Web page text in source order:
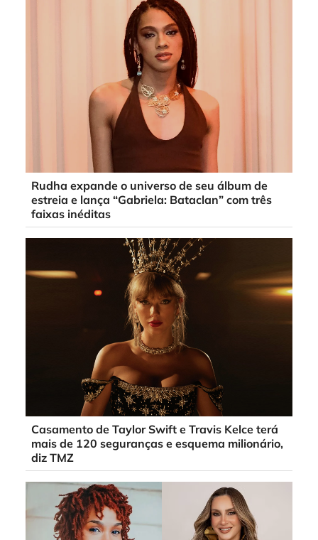
Rudha expande o universo de seu álbum de
estreia e lança “Gabriela: Bataclan” com três
faixas inéditas
Casamento de Taylor Swift e Travis Kelce terá
mais de 120 seguranças e esquema milionário,
diz TMZ